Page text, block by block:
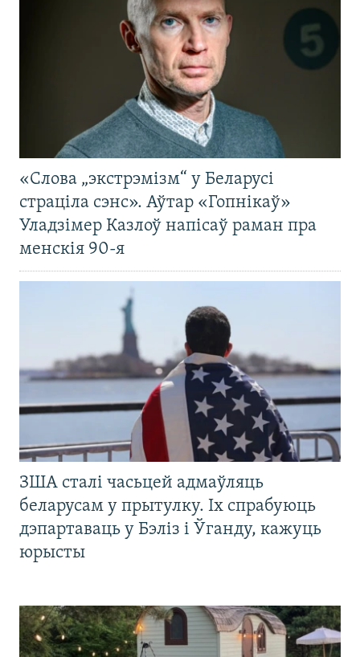
«Слова „экстрэмізм“ у Беларусі
страціла сэнс». Аўтар «Гопнікаў»
Уладзімер Казлоў напісаў раман пра
менскія 90-я
ЗША сталі часьцей адмаўляць
беларусам у прытулку. Іх спрабуюць
дэпартаваць у Бэліз і Ўганду, кажуць
юрысты